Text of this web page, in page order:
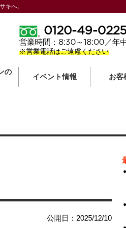
キへ。
0120-49-
営業時間：8:30～18:00／年
※営業電話はご遠慮ください
の
イベント情報 お客
公開日：2025/12/10